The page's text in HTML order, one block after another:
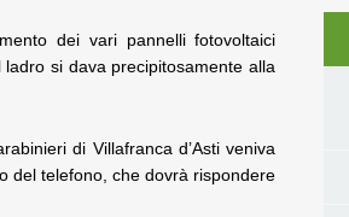
dei vari pannelli fotovoltaici
si dava precipitosamente alla
di Villafranca d’Asti veniva
del telefono, che dovrà rispondere